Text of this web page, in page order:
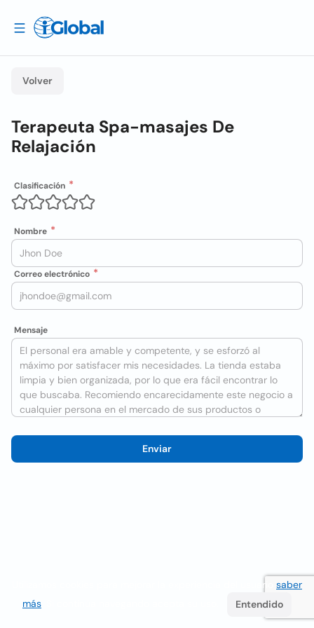
Volver
Terapeuta Spa-masajes De
Relajación
Clasificación
Nombre
Correo electrónico
Mensaje
Enviar
Utilizamos cookies para mejorar la experiencia del usuario saber
más
Entendido